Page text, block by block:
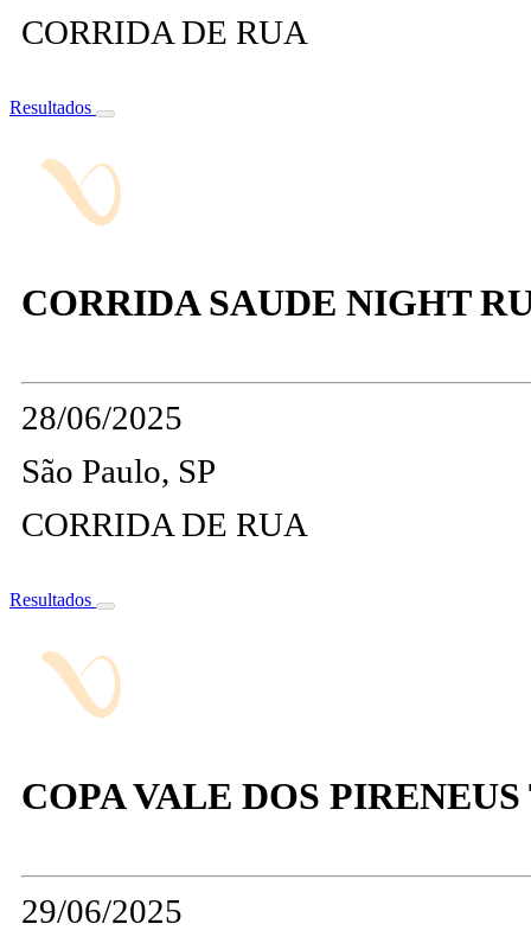
CORRIDA DE RUA
Resultados
CORRIDA SAUDE NIGHT
28/06/2025
São Paulo, SP
CORRIDA DE RUA
Resultados
COPA VALE DOS
29/06/2025